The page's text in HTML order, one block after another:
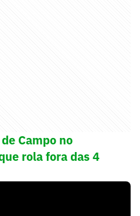
Campo no
rola fora das 4